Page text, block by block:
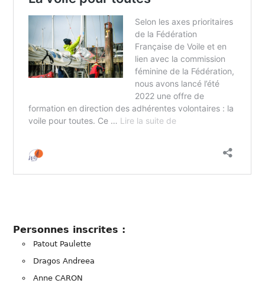
Personnes inscrites :
Patout Paulette
Dragos Andreea
Anne CARON